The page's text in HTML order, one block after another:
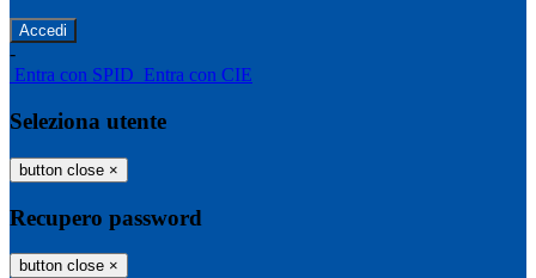
-
Entra con SPID Entra con CIE
Seleziona utente
button close ×
Recupero password
button close ×